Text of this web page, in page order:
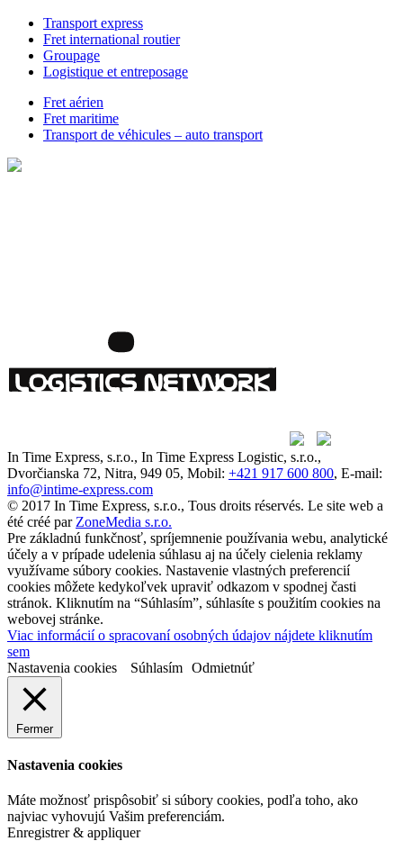
Transport express
Fret international routier
Groupage
Logistique et entreposage
Fret aérien
Fret maritime
Transport de véhicules – auto transport
In Time Express, s.r.o., In Time Express Logistic, s.r.o.,
Dvorčianska 72, Nitra, 949 05, Mobil: +421 917 600 800, E-mail:
info@intime-express.com
© 2017 In Time Express, s.r.o., Tous droits réservés. Le site web a
été créé par ZoneMedia s.r.o.
Pre základnú funkčnosť, spríjemnenie používania webu, analytické
účely a v prípade udelenia súhlasu aj na účely cielenia reklamy
využívame súbory cookies. Nastavenie vlastných preferencií
cookies môžete kedykoľvek upraviť odkazom v spodnej časti
stránok. Kliknutím na “Súhlasím”, súhlasíte s použitím cookies na
webovej stránke.
Viac informácií o spracovaní osobných údajov nájdete kliknutím
sem
Nastavenia cookies
Súhlasím Odmietnúť
Fermer
Nastavenia cookies
Máte možnosť prispôsobiť si súbory cookies, podľa toho, ako
najviac vyhovujú Vašim preferenciám.
Enregistrer & appliquer